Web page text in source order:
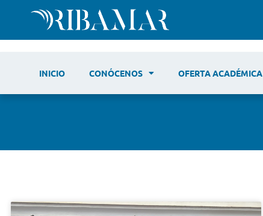
INICIO CONÓCENOS OFERTA ACADÉMICA